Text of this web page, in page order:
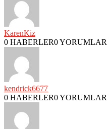
KarenKiz
0 HABERLER0 YORUMLAR
kendrick6677
0 HABERLER0 YORUMLAR